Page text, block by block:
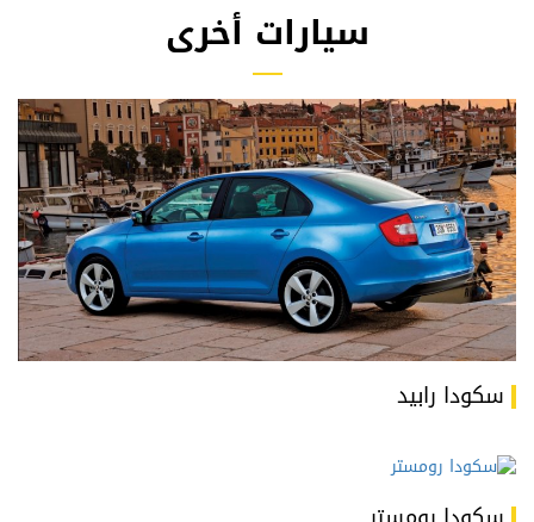
سيارات أخرى
سكودا رابيد